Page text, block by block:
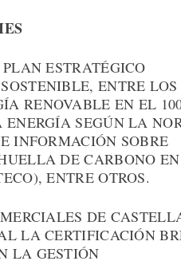
ESTRATÉGICO
ENTRE
RENOVABLE EN EL
SEGÚN LA
INFORMACIÓN SOBRE
DE CARBONO
ENTRE OTROS.
DE
LA CERTIFICACIÓN
LA GESTIÓN